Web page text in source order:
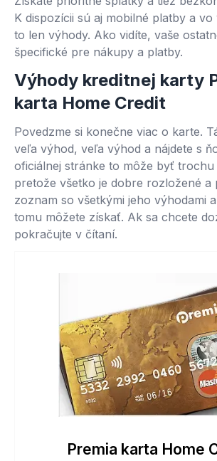
K dispozícii sú aj mobilné platby a
to len výhody. Ako vidíte, vaše
špecifické pre nákupy a platby.
Výhody kreditnej karty
karta Home Credit
Povedzme si konečne viac o karte.
veľa výhod, veľa výhod a nájdete s
oficiálnej stránke to môže byť trochu
pretože všetko je dobre rozložené a
zoznam so všetkými jeho výhodami
tomu môžete získať. Ak sa chcete
pokračujte v čítaní.
Premia karta Home